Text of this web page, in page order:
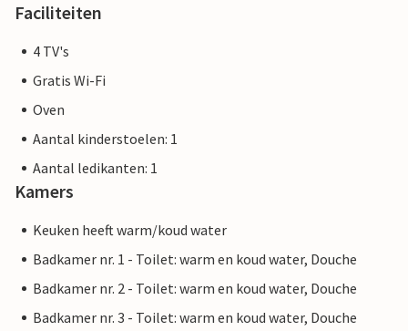
Faciliteiten
4 TV's
Gratis Wi-Fi
Oven
Aantal kinderstoelen: 1
Aantal ledikanten: 1
Kamers
Keuken heeft warm/koud water
Badkamer nr. 1 - Toilet: warm en koud water, Douche
Badkamer nr. 2 - Toilet: warm en koud water, Douche
Badkamer nr. 3 - Toilet: warm en koud water, Douche